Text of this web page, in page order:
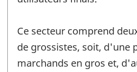
Ce secteur comprend
de grossistes, soit, d'une
marchands en gros et,